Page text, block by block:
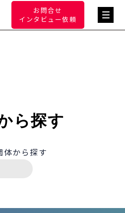
お問合せ
インタビュー依頼
ら探す
体から探す